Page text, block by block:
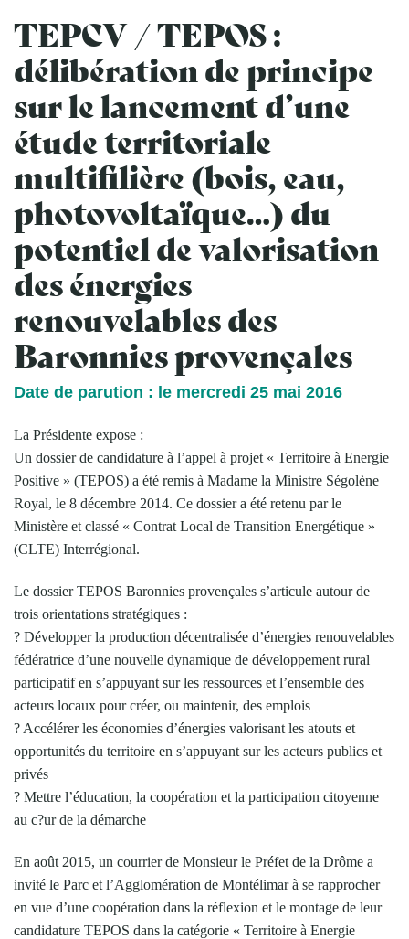
TEPCV / TEPOS :
délibération de principe
sur le lancement d’une
étude territoriale
multifilière (bois, eau,
photovoltaïque…) du
potentiel de valorisation
des énergies
renouvelables des
Baronnies provençales
Date de parution : le mercredi 25 mai 2016
La Présidente expose :
Un dossier de candidature à l’appel à projet « Territoire à Energie
Positive » (TEPOS) a été remis à Madame la Ministre Ségolène
Royal, le 8 décembre 2014. Ce dossier a été retenu par le
Ministère et classé « Contrat Local de Transition Energétique »
(CLTE) Interrégional.
Le dossier TEPOS Baronnies provençales s’articule autour de
trois orientations stratégiques :
? Développer la production décentralisée d’énergies renouvelables
fédératrice d’une nouvelle dynamique de développement rural
participatif en s’appuyant sur les ressources et l’ensemble des
acteurs locaux pour créer, ou maintenir, des emplois
? Accélérer les économies d’énergies valorisant les atouts et
opportunités du territoire en s’appuyant sur les acteurs publics et
privés
? Mettre l’éducation, la coopération et la participation citoyenne
au c?ur de la démarche
En août 2015, un courrier de Monsieur le Préfet de la Drôme a
invité le Parc et l’Agglomération de Montélimar à se rapprocher
en vue d’une coopération dans la réflexion et le montage de leur
candidature TEPOS dans la catégorie « Territoire à Energie